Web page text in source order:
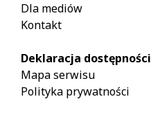
Dla mediów
Kontakt
Deklaracja dostępności
Mapa serwisu
Polityka prywatności